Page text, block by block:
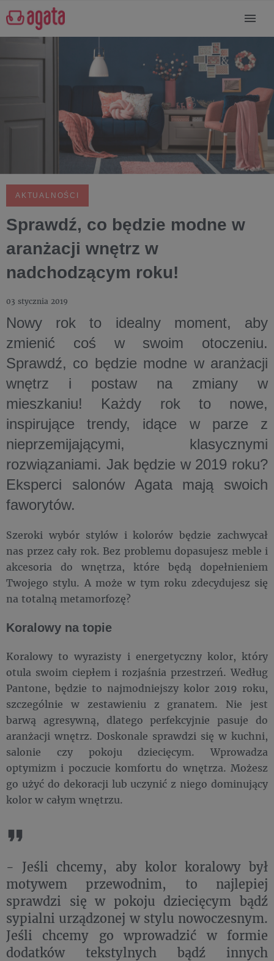
AKTUALNOŚCI
Sprawdź, co będzie modne w
aranżacji wnętrz w
nadchodzącym roku!
03 stycznia 2019
Nowy rok to idealny moment, aby
zmienić coś w swoim otoczeniu.
Sprawdź, co będzie modne w aranżacji
wnętrz i postaw na zmiany w
mieszkaniu! Każdy rok to nowe,
inspirujące trendy, idące w parze z
nieprzemijającymi, klasycznymi
rozwiązaniami. Jak będzie w 2019 roku?
Eksperci salonów Agata mają swoich
faworytów.
Szeroki wybór stylów i kolorów będzie zachwycał
nas przez cały rok. Bez problemu dopasujesz meble i
akcesoria do wnętrza, które będą dopełnieniem
Twojego stylu. A może w tym roku zdecydujesz się
na totalną metamorfozę?
Koralowy na topie
Koralowy to wyrazisty i energetyczny kolor, który
otula swoim ciepłem i rozjaśnia przestrzeń. Według
Pantone, będzie to najmodniejszy kolor 2019 roku,
szczególnie w zestawieniu z granatem. Nie jest
barwą agresywną, dlatego perfekcyjnie pasuje do
aranżacji wnętrz. Doskonale sprawdzi się w kuchni,
salonie czy pokoju dziecięcym. Wprowadza
optymizm i poczucie komfortu do wnętrza. Możesz
go użyć do dekoracji lub uczynić z niego dominujący
kolor w całym wnętrzu.
- Jeśli chcemy, aby kolor koralowy był
motywem przewodnim, to najlepiej
sprawdzi się w pokoju dziecięcym bądź
sypialni urządzonej w stylu nowoczesnym.
Jeśli chcemy go wprowadzić w formie
dodatków tekstylnych bądź innych